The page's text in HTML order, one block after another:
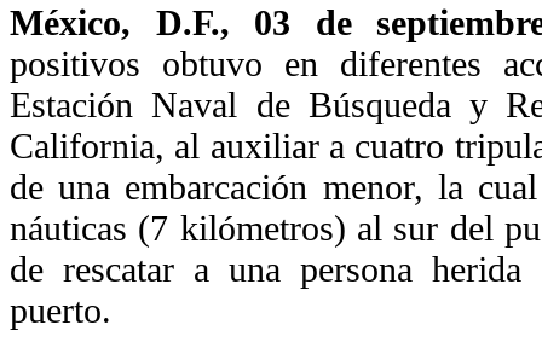
México, D.F., 03 de
positivos obtuvo en diferentes
Estación Naval de Búsqueda y
California, al auxiliar a cuatro
de una embarcación menor, la
náuticas (7 kilómetros) al sur del
de rescatar a una persona herida
puerto.